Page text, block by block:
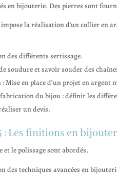
en bijouterie. Des pierres sont
la réalisation d'un collier en
des différents sertissage.
soudure et savoir souder des
Mise en place d’un projet en argent
fabrication du bijou : définir les
un devis.
: Les finitions en
et le polissage sont abordés.
des techniques avancées en